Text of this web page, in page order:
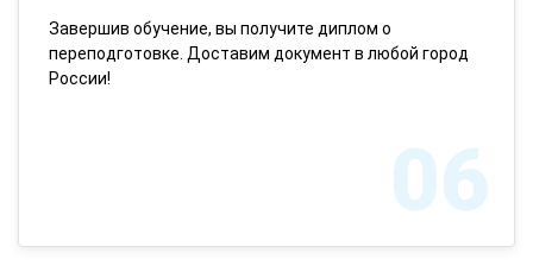
Завершив обучение, вы получите диплом о
переподготовке. Доставим документ в любой город
России!
06